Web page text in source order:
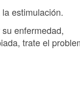
estimulación.
enfermedad,
trate el